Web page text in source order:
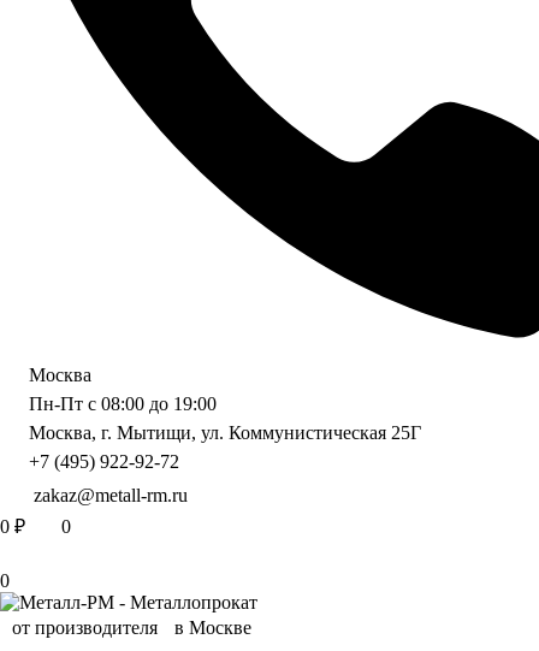
Москва
Пн-Пт с 08:00 до 19:00
Москва, г. Мытищи, ул. Коммунистическая 25Г
+7 (495) 922-92-72
zakaz@metall-rm.ru
0 ₽ 0
0